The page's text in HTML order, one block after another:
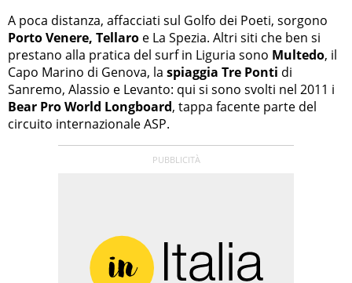
A poca distanza, affacciati sul Golfo dei Poeti, sorgono
Porto Venere, Tellaro e La Spezia. Altri siti che ben si
prestano alla pratica del surf in Liguria sono Multedo, il
Capo Marino di Genova, la spiaggia Tre Ponti di
Sanremo, Alassio e Levanto: qui si sono svolti nel 2011 i
Bear Pro World Longboard, tappa facente parte del
circuito internazionale ASP.